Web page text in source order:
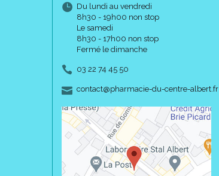
Du lundi au vendredi
8h30 - 19h00 non stop
Le samedi
8h30 - 17h00 non stop
Fermé le dimanche
03 22 74 45 50
contact-
@-
pharmacie-du-centre-albert.fr